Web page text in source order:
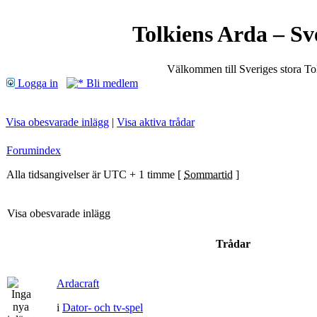
Tolkiens Arda –
Välkommen till Sveriges stora
Logga in
Bli medlem
Visa obesvarade inlägg | Visa aktiva trådar
Forumindex
Alla tidsangivelser är UTC + 1 timme [ Sommartid ]
Visa obesvarade inlägg
Trådar
Ardacraft
i Dator- och tv-spel